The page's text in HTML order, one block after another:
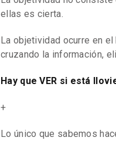
ellas es cierta.
La objetividad ocurre en
cruzando la información,
Hay que VER si está
+
Lo único que sabemos